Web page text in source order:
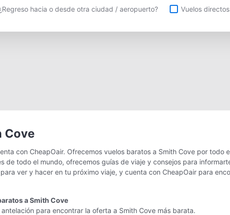
o vuelos directos
hacia o desde otra ciudad / aeropuerto? Vuelos directos
Cove
con CheapOair. Ofrecemos vuelos baratos a Smith Cove por todo
de todo el mundo, ofrecemos guías de viaje y consejos para
ver y hacer en tu próximo viaje, y cuenta con CheapOair para
a Smith Cove
para encontrar la oferta a Smith Cove más barata.